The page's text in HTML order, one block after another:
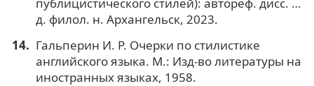
публицистического стилей): автореф. дисс. …
д. филол. н. Архангельск, 2023.
Гальперин И. Р. Очерки по стилистике
английского языка. М.: Изд-во литературы на
иностранных языках, 1958.